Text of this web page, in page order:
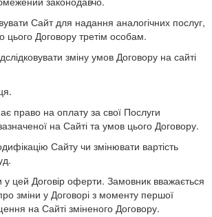
Сайт для надання аналогічних послуг,
цього Договору третім особам.
зміну умов Договору на сайті
право на оплату за свої Послуги
на Сайті та умов цього Договору.
Сайту чи змінювати вартість
у цей Договір оферти. Замовник вважається
зміни у Договорі з моменту першої
на Сайті зміненого Договору.